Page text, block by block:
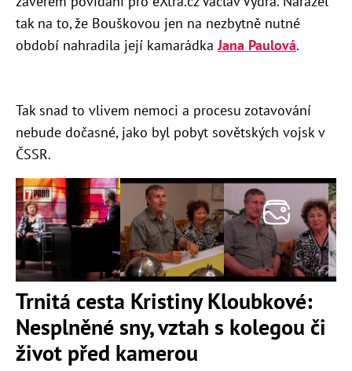
tak na to, že Bouškovou jen na nezbytně nutné
období nahradila její kamarádka Jana Paulová.
Tak snad to vlivem nemoci a procesu zotavování
nebude dočasné, jako byl pobyt sovětských vojsk v
ČSSR.
Trnitá cesta Kristiny Kloubkové:
Nesplněné sny, vztah s kolegou či
život před kamerou